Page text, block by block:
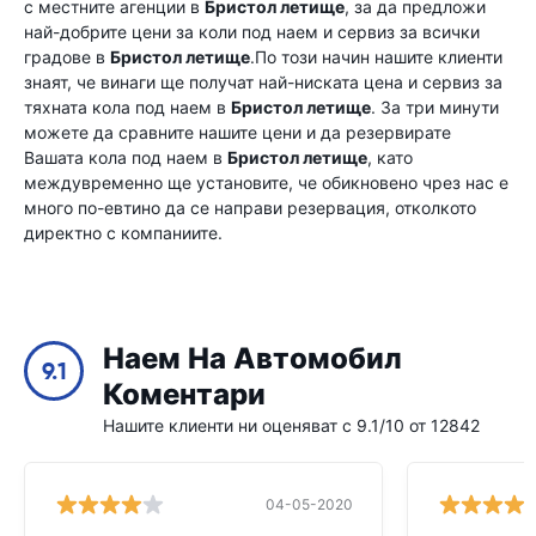
с местните агенции в Бристол летище, за да предложи
най-добрите цени за коли под наем и сервиз за всички
градове в Бристол летище.По този начин нашите клиенти
знаят, че винаги ще получат най-ниската цена и сервиз за
тяхната кола под наем в Бристол летище. За три минути
можете да сравните нашите цени и да резервирате
Вашата кола под наем в Бристол летище, като
междувременно ще установите, че обикновено чрез нас е
много по-евтино да се направи резервация, отколкото
директно с компаниите.
9.1
Наем На Автомобил
Коментари
Нашите клиенти ни оценяват с 9.1/10 от 12842
04-05-2020